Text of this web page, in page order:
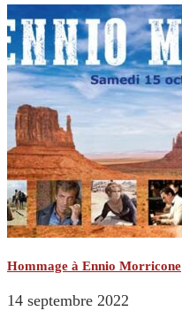
Hommage à Ennio Morricone
14 septembre 2022